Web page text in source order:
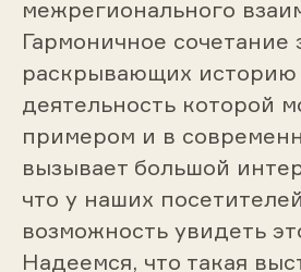
межрегионального
Гармоничное сочетание
раскрывающих
деятельность которой
примером и в
вызывает большой
что у наших
возможность увидеть
Надеемся, что такая